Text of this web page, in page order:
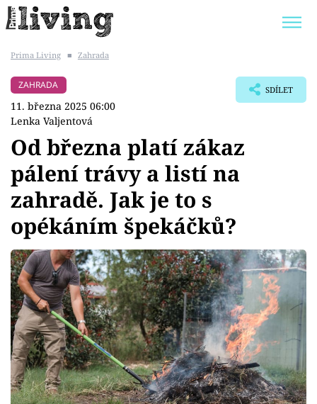
BYDLENÍ SLAVNÝCH
Témata
Bydlení
Zahrada
Design
Sledujte prima+
Přihlášení
Prima Living ■ Zahrada
ZAHRADA
11. března 2025 06:00
Lenka Valjentová
SDÍLET
Od března platí zákaz
pálení trávy a listí na
zahradě. Jak je to s
opékáním špekáčků?